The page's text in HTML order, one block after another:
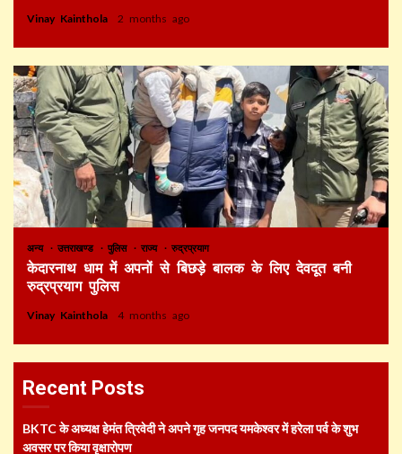
Vinay Kainthola 2 months ago
अन्य उत्तराखण्ड पुलिस राज्य रुद्रप्रयाग
केदारनाथ धाम में अपनों से बिछड़े बालक के लिए देवदूत बनी
रुद्रप्रयाग पुलिस
Vinay Kainthola 4 months ago
Recent Posts
BKTC के अध्यक्ष हेमंत त्रिवेदी ने अपने गृह जनपद यमकेश्वर में हरेला पर्व के शुभ
अवसर पर किया वृक्षारोपण